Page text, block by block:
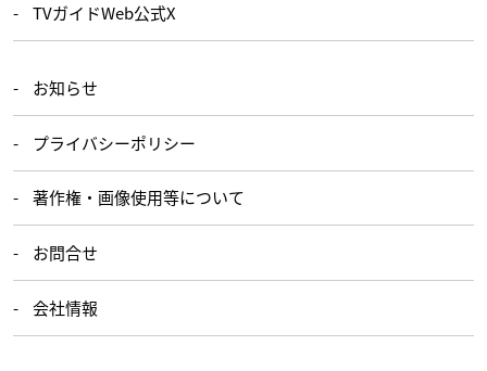
TVガイドWeb公式X
お知らせ
プライバシーポリシー
著作権・画像使用等について
お問合せ
会社情報